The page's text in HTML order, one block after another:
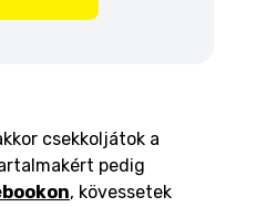
csekkoljátok a
pedig
, kövessetek